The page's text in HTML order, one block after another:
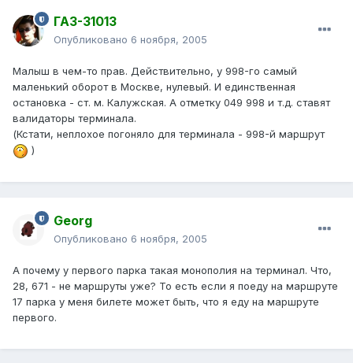
ГАЗ-31013
Опубликовано 6 ноября, 2005
Малыш в чем-то прав. Действительно, у 998-го самый
маленький оборот в Москве, нулевый. И единственная
остановка - ст. м. Калужская. А отметку 049 998 и т.д. ставят
валидаторы терминала.
(Кстати, неплохое погоняло для терминала - 998-й маршрут
)
Georg
Опубликовано 6 ноября, 2005
А почему у первого парка такая монополия на терминал. Что,
28, 671 - не маршруты уже? То есть если я поеду на маршруте
17 парка у меня билете может быть, что я еду на маршруте
первого.